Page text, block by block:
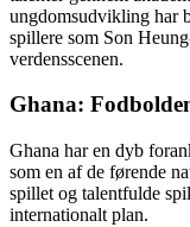
ungdomsudvikling har
spillere som Son
verdensscenen.
Ghana:
Ghana har en dyb
som en af de førende
spillet og talentfulde
internationalt plan.